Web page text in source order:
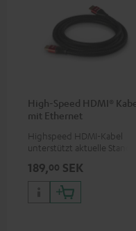
High-Speed HDMI®
mit Ethernet
Highspeed HDMI-Kabel
unterstützt aktuelle
189,00 SEK